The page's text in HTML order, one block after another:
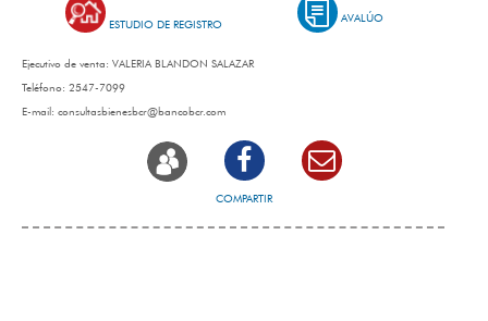
ESTUDIO DE REGISTRO AVALÚO
Ejecutivo de venta: VALERIA BLANDON SALAZAR
Teléfono: 2547-7099
E-mail: consultasbienesbcr@bancobcr.com
COMPARTIR